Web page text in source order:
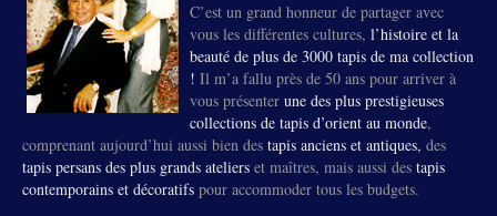
C’est un grand honneur de partager avec
vous les différentes cultures, l’histoire et la
beauté de plus de 3000 tapis de ma collection
! Il m’a fallu près de 50 ans pour arriver à
vous présenter une des plus prestigieuses
collections de tapis d’orient au monde,
comprenant aujourd’hui aussi bien des tapis anciens et antiques, des
tapis persans des plus grands ateliers et maîtres, mais aussi des tapis
contemporains et décoratifs pour accommoder tous les budgets.